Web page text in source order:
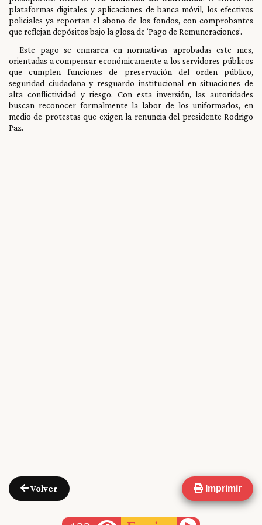
Imprimir
Volver
plataformas digitales y aplicaciones de banca móvil, los efectivos
policiales ya reportan el abono de los fondos, con comprobantes
que reflejan depósitos bajo la glosa de ‘Pago de Remuneraciones’.
Este pago se enmarca en normativas aprobadas este mes,
orientadas a compensar económicamente a los servidores públicos
que cumplen funciones de preservación del orden público,
seguridad ciudadana y resguardo institucional en situaciones de
alta conflictividad y riesgo. Con esta inversión, las autoridades
buscan reconocer formalmente la labor de los uniformados, en
medio de protestas que exigen la renuncia del presidente Rodrigo
Paz.